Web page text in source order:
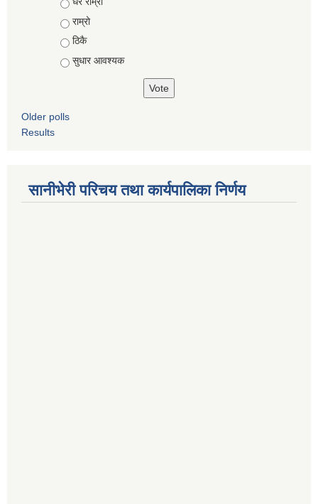
राम्रो
ठिकै
सुधार आवश्यक
Older polls
Results
सानीभेरी परिचय तथा कार्यपालिका निर्णय